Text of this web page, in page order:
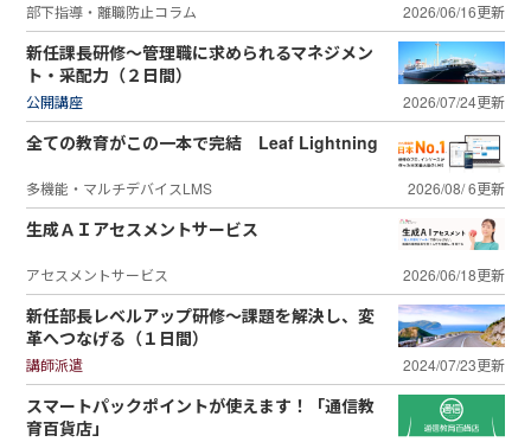
部下指導・離職防止コラム 2026/06/16更新
新任課長研修～管理職に求められるマネジメン
ト・采配力（２日間）
公開講座 2026/07/24更新
全ての教育がこの一本で完結 Leaf Lightning
多機能・マルチデバイスLMS 2026/08/ 6更新
生成ＡＩアセスメントサービス
アセスメントサービス 2026/06/18更新
新任部長レベルアップ研修～課題を解決し、変
革へつなげる（１日間）
講師派遣 2024/07/23更新
スマートパックポイントが使えます！「通信教
育百貨店」